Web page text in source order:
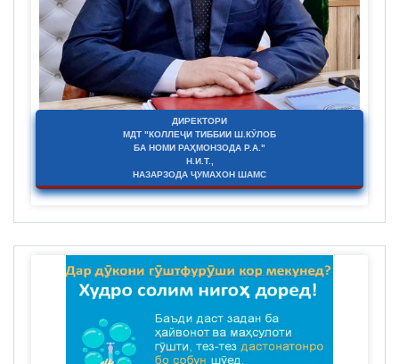
ДИРЕКТОРИ
МДТ "КОЛЛЕҶИ ТИББИИ Ш.КӮЛОБ
БА НОМИ РАҲМОНЗОДА Р.А."
Н.И.Т.,
НАЗАРЗОДА ҶУМАХОН ШАМС